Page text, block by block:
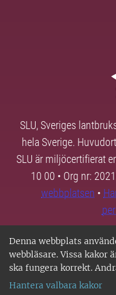
Denna webbplats
webbläsare. Vissa kakor
ska fungera korrekt.
Hantera valbara kakor
SLU, Sveriges
hela Sverige.
SLU är miljöcertifierat
10 00 • Org nr:
webbplatsen •